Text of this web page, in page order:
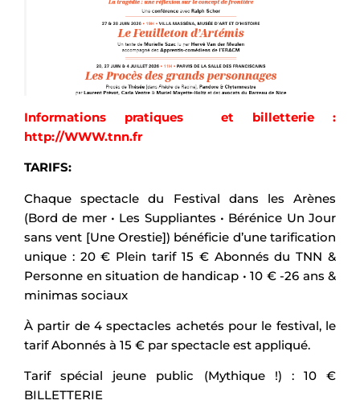
Informations pratiques et billetterie :
http://WWW.tnn.fr
TARIFS:
Chaque spectacle du Festival dans les Arènes
(Bord de mer • Les Suppliantes • Bérénice Un Jour
sans vent [Une Orestie]) bénéficie d’une tarification
unique : 20 € Plein tarif 15 € Abonnés du TNN &
Personne en situation de handicap • 10 € -26 ans &
minimas sociaux
À partir de 4 spectacles achetés pour le festival, le
tarif Abonnés à 15 € par spectacle est appliqué.
Tarif spécial jeune public (Mythique !) : 10 €
BILLETTERIE